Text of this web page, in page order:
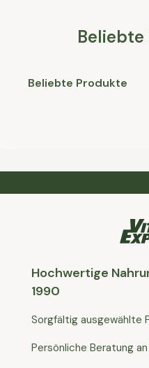
Beliebte
Beliebte Produkte
Hochwertige
1990
Sorgfältig ausgewählte
Persönliche Beratung